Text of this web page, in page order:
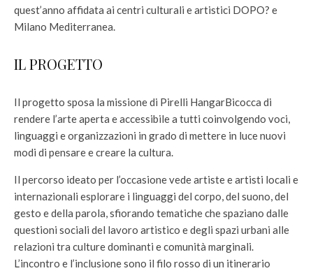
quest’anno affidata ai centri culturali e artistici DOPO? e
Milano Mediterranea.
IL PROGETTO
Il progetto sposa la missione di Pirelli HangarBicocca di
rendere l’arte aperta e accessibile a tutti coinvolgendo voci,
linguaggi e organizzazioni in grado di mettere in luce nuovi
modi di pensare e creare la cultura.
Il percorso ideato per l’occasione vede artiste e artisti locali e
internazionali esplorare i linguaggi del corpo, del suono, del
gesto e della parola, sfiorando tematiche che spaziano dalle
questioni sociali del lavoro artistico e degli spazi urbani alle
relazioni tra culture dominanti e comunità marginali.
L’incontro e l’inclusione sono il filo rosso di un itinerario